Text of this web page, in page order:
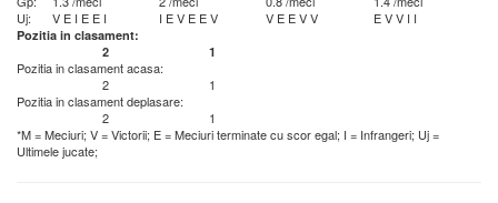
Uj:
V E I E E I I EV E EV V E EVV EVV I I
Pozitia in clasament:
2
1
Pozitia in clasament acasa:
2
1
Pozitia in clasament deplasare:
2
1
*M = Meciuri; V = Victorii; E = Meciuri terminate cu scor egal; I = Infrangeri; Uj =
Ultimele jucate;